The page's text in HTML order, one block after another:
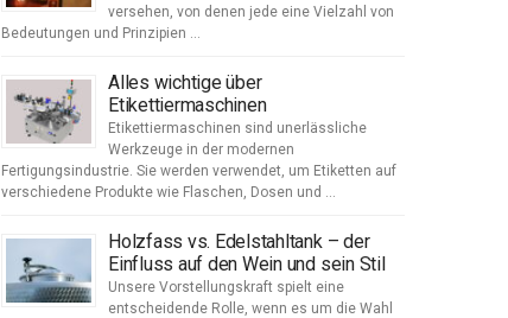
versehen, von denen jede eine Vielzahl von
Bedeutungen und Prinzipien …
Alles wichtige über
Etikettiermaschinen
Etikettiermaschinen sind unerlässliche
Werkzeuge in der modernen
Fertigungsindustrie. Sie werden verwendet, um Etiketten auf
verschiedene Produkte wie Flaschen, Dosen und …
Holzfass vs. Edelstahltank – der
Einfluss auf den Wein und sein Stil
Unsere Vorstellungskraft spielt eine
entscheidende Rolle, wenn es um die Wahl